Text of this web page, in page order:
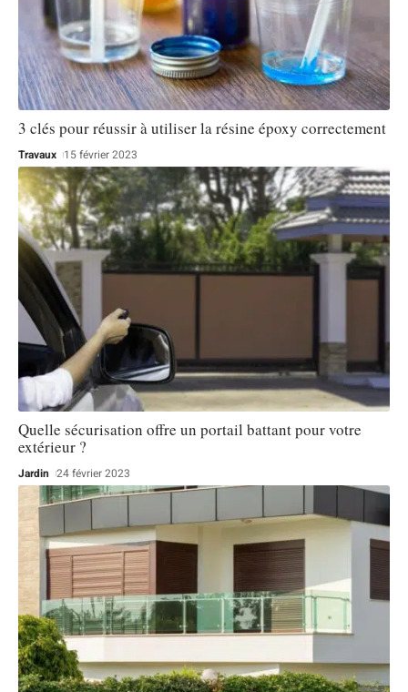
3 clés pour réussir à utiliser la résine époxy correctement
Travaux 15 février 2023
Quelle sécurisation offre un portail battant pour votre
extérieur ?
Jardin 24 février 2023